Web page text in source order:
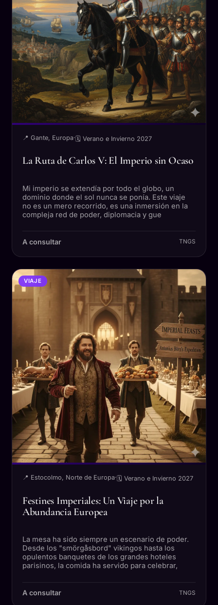
📍 Gante, Europa· 🗓 Verano e Invierno 2027
La Ruta de Carlos V: El Imperio sin Ocaso
Mi imperio se extendía por todo el globo, un
dominio donde el sol nunca se ponía. Este viaje
no es un mero recorrido, es una inmersión en la
compleja red de poder, diplomacia y gue
A consultar TNGS
VIAJE
📍 Estocolmo, Norte de Europa· 🗓 Verano e Invierno 2027
Festines Imperiales: Un Viaje por la
Abundancia Europea
La mesa ha sido siempre un escenario de poder.
Desde los "smörgåsbord" vikingos hasta los
opulentos banquetes de los grandes hoteles
parisinos, la comida ha servido para celebrar,
A consultar TNGS